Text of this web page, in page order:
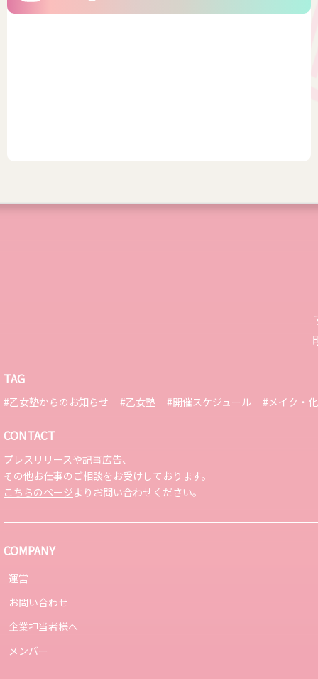
TAG
#乙女塾からのお知らせ #乙女塾 #開催スケジュール #メイク・
CONTACT
プレスリリースや記事広告、
その他お仕事のご相談をお受けしております。
こちらのページよりお問い合わせください。
COMPANY
運営
お問い合わせ
企業担当者様へ
メンバー